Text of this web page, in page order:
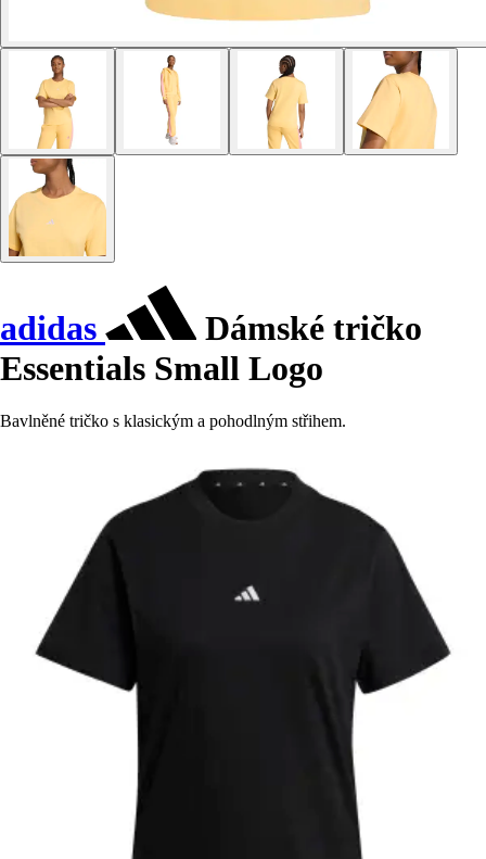
adidas
Dámské tričko
Essentials Small Logo
Bavlněné tričko s klasickým a pohodlným střihem.